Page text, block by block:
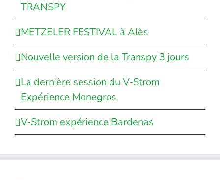
TRANSPY
METZELER FESTIVAL à Alès
Nouvelle version de la Transpy 3 jours
La dernière session du V-Strom
Expérience Monegros
V-Strom expérience Bardenas